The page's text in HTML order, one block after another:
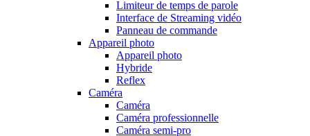
Limiteur de temps de parole
Interface de Streaming vidéo
Panneau de commande
Appareil photo
Appareil photo
Hybride
Reflex
Caméra
Caméra
Caméra professionnelle
Caméra semi-pro